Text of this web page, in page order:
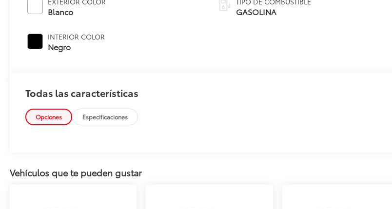
Blanco
INTERIOR COLOR
Negro
GASOLINA
Todas las características
Opciones Especificaciones
Vehículos que te pueden gustar